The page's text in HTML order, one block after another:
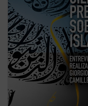
ciudadanas--
islámica que han afectado
nuestras vidas. Esto ...(ver